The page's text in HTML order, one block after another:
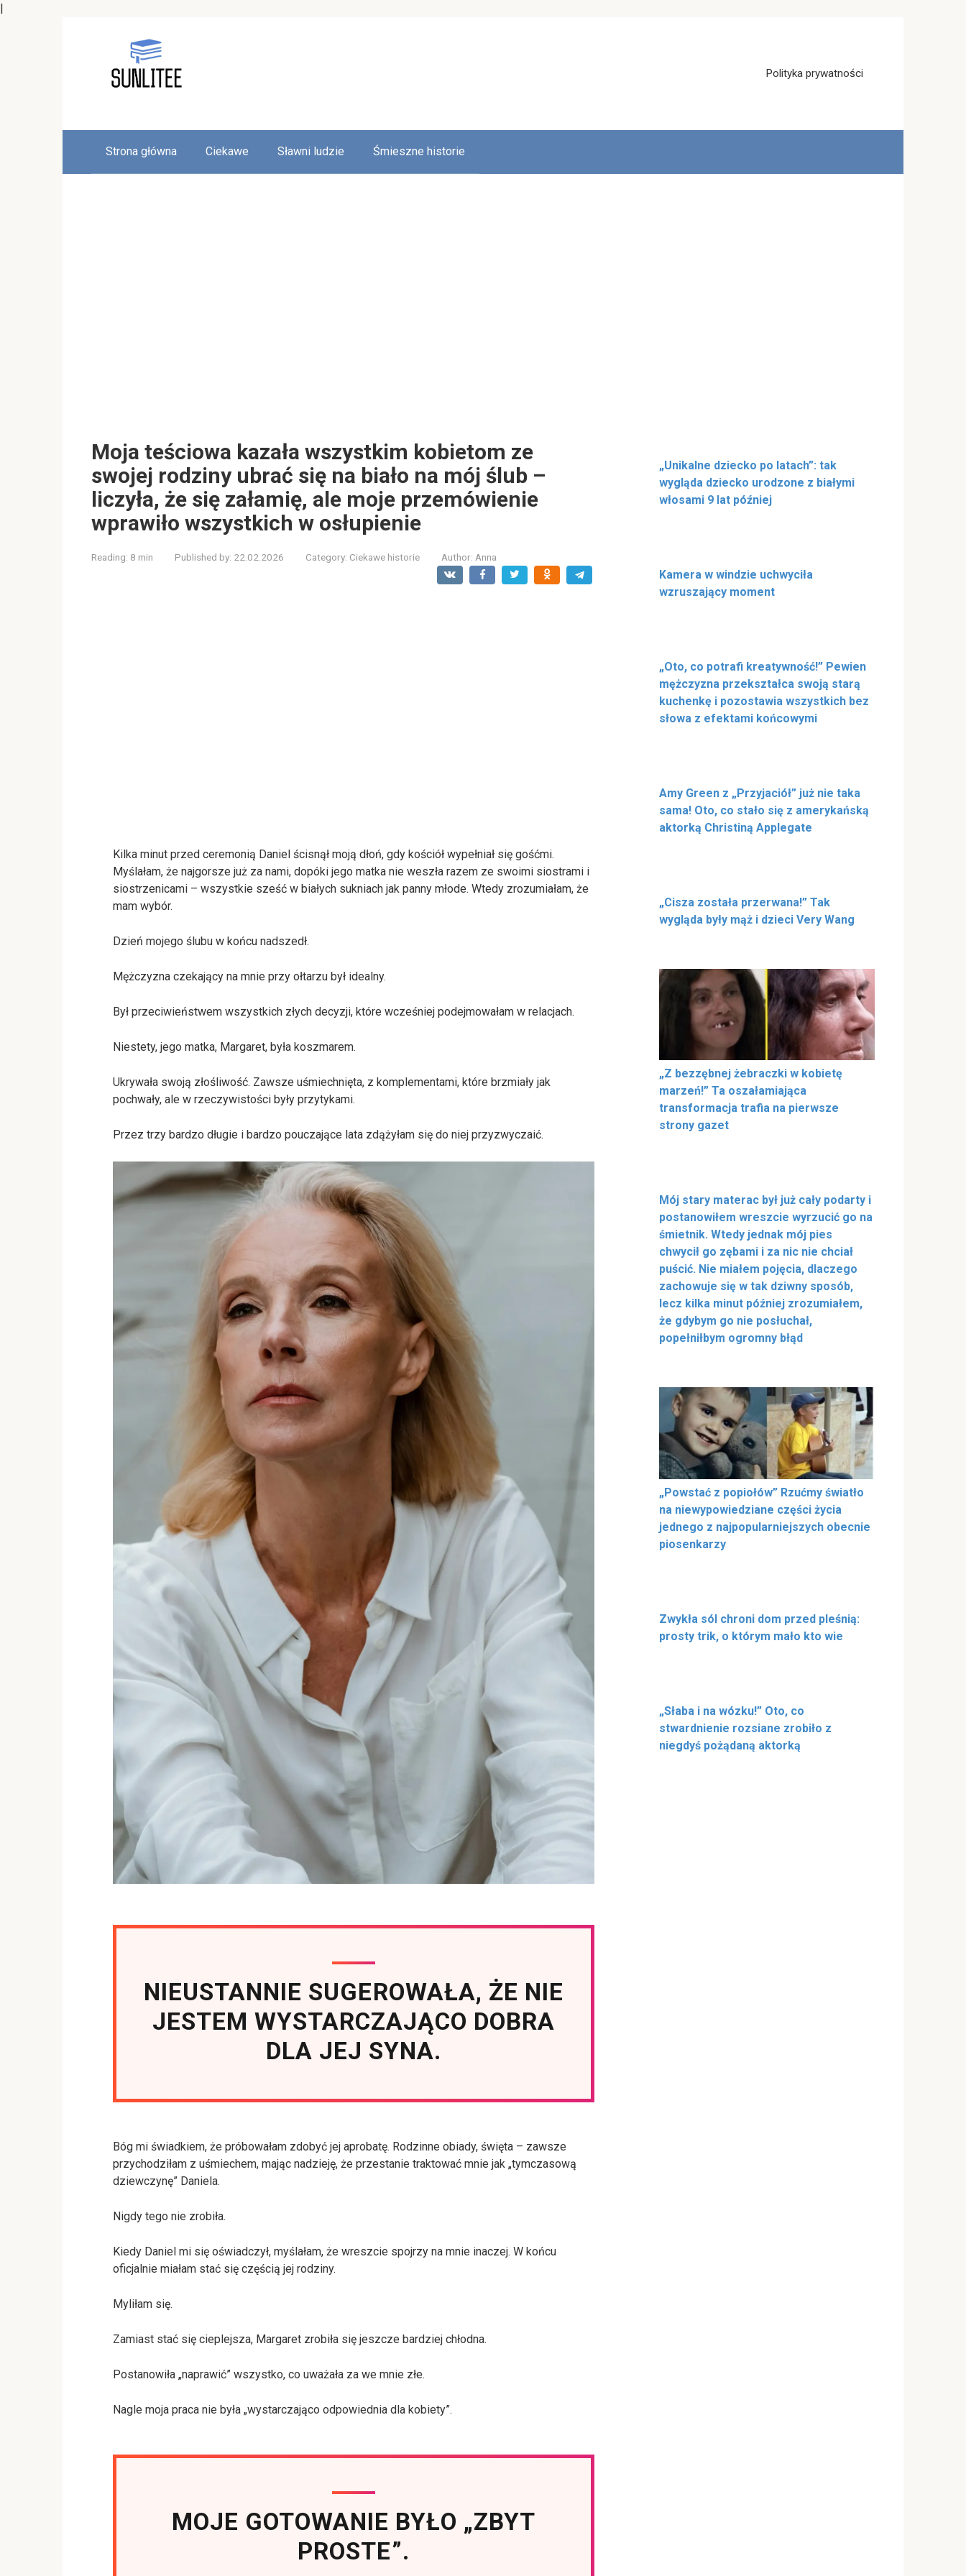
|
Polityka prywatności
Strona główna Ciekawe Sławni ludzie Śmieszne historie
Moja teściowa kazała wszystkim kobietom ze
swojej rodziny ubrać się na biało na mój ślub –
liczyła, że się załamię, ale moje przemówienie
wprawiło wszystkich w osłupienie
Reading: 8 min Published by: 22.02.2026 Category: Ciekawe historie Author: Anna
Kilka minut przed ceremonią Daniel ścisnął moją dłoń, gdy kościół wypełniał się gośćmi.
Myślałam, że najgorsze już za nami, dopóki jego matka nie weszła razem ze swoimi siostrami i
siostrzenicami – wszystkie sześć w białych sukniach jak panny młode. Wtedy zrozumiałam, że
mam wybór.
Dzień mojego ślubu w końcu nadszedł.
Mężczyzna czekający na mnie przy ołtarzu był idealny.
Był przeciwieństwem wszystkich złych decyzji, które wcześniej podejmowałam w relacjach.
Niestety, jego matka, Margaret, była koszmarem.
Ukrywała swoją złośliwość. Zawsze uśmiechnięta, z komplementami, które brzmiały jak
pochwały, ale w rzeczywistości były przytykami.
Przez trzy bardzo długie i bardzo pouczające lata zdążyłam się do niej przyzwyczaić.
NIEUSTANNIE SUGEROWAŁA, ŻE NIE
JESTEM WYSTARCZAJĄCO DOBRA
DLA JEJ SYNA.
Bóg mi świadkiem, że próbowałam zdobyć jej aprobatę. Rodzinne obiady, święta – zawsze
przychodziłam z uśmiechem, mając nadzieję, że przestanie traktować mnie jak „tymczasową
dziewczynę” Daniela.
Nigdy tego nie zrobiła.
Kiedy Daniel mi się oświadczył, myślałam, że wreszcie spojrzy na mnie inaczej. W końcu
oficjalnie miałam stać się częścią jej rodziny.
Myliłam się.
Zamiast stać się cieplejsza, Margaret zrobiła się jeszcze bardziej chłodna.
Postanowiła „naprawić” wszystko, co uważała za we mnie złe.
Nagle moja praca nie była „wystarczająco odpowiednia dla kobiety”.
MOJE GOTOWANIE BYŁO „ZBYT
PROSTE”.
„Unikalne dziecko po latach”: tak
wygląda dziecko urodzone z białymi
włosami 9 lat później
Kamera w windzie uchwyciła
wzruszający moment
„Oto, co potrafi kreatywność!” Pewien
mężczyzna przekształca swoją starą
kuchenkę i pozostawia wszystkich bez
słowa z efektami końcowymi
Amy Green z „Przyjaciół” już nie taka
sama! Oto, co stało się z amerykańską
aktorką Christiną Applegate
„Cisza została przerwana!” Tak
wygląda były mąż i dzieci Very Wang
„Z bezzębnej żebraczki w kobietę
marzeń!” Ta oszałamiająca
transformacja trafia na pierwsze
strony gazet
Mój stary materac był już cały podarty i
postanowiłem wreszcie wyrzucić go na
śmietnik. Wtedy jednak mój pies
chwycił go zębami i za nic nie chciał
puścić. Nie miałem pojęcia, dlaczego
zachowuje się w tak dziwny sposób,
lecz kilka minut później zrozumiałem,
że gdybym go nie posłuchał,
popełniłbym ogromny błąd
„Powstać z popiołów” Rzućmy światło
na niewypowiedziane części życia
jednego z najpopularniejszych obecnie
piosenkarzy
Zwykła sól chroni dom przed pleśnią:
prosty trik, o którym mało kto wie
„Słaba i na wózku!” Oto, co
stwardnienie rozsiane zrobiło z
niegdyś pożądaną aktorką